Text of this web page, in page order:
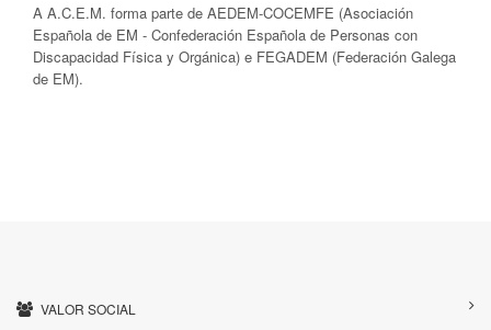
A A.C.E.M. forma parte de AEDEM-COCEMFE (Asociación
Española de EM - Confederación Española de Personas con
Discapacidad Física y Orgánica) e FEGADEM (Federación Galega
de EM).
VALOR SOCIAL